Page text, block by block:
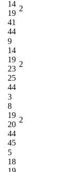
14
19
41
44
2
9
14
19
23
25
44
2
3
8
19
20
44
45
2
5
18